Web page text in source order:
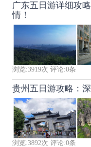
广东五日游详细攻
情！
浏览:3919次 评论:0条
贵州五日游攻略：
浏览:3892次 评论:0条